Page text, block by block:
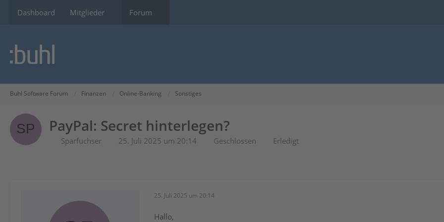
Dashboard Mitglieder Forum
Buhl Software Forum Finanzen Online-Banking Sonstiges
PayPal: Secret hinterlegen?
Sparfuchser 25. Juli 2025 um 20:14 Geschlossen Erledigt
25. Juli 2025 um 20:14
Hallo,